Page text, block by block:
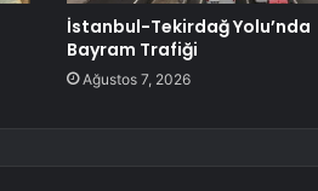
İstanbul-Tekirdağ Yolu’nda
Bayram Trafiği
Ağustos 7, 2026